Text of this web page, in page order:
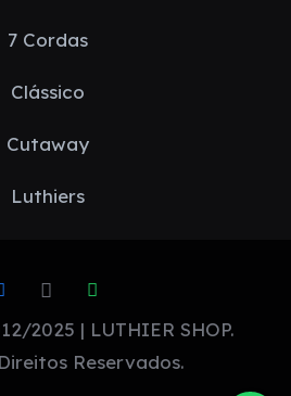
7 Cordas
Clássico
Cutaway
Luthiers
2025 | LUTHIER SHOP.
Reservados.